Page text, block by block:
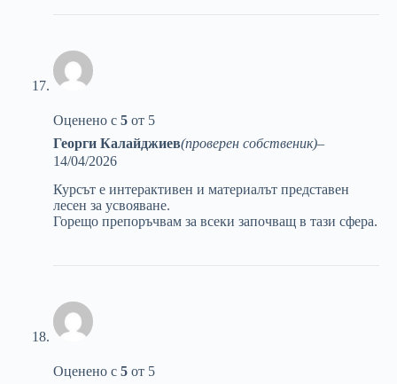
Оценено с 5 от 5
Георги Калайджиев(проверен собственик)–
14/04/2026
Курсът е интерактивен и материалът представен
лесен за усвояване.
Горещо препоръчвам за всеки започващ в тази сфера.
Оценено с 5 от 5